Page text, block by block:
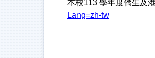
本校113 學年度僑生及
Lang=zh-tw